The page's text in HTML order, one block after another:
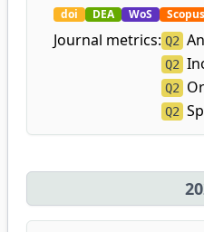
doi DEA WoS Scopus
Journal metrics: Q2
Q2
Q2
Q2